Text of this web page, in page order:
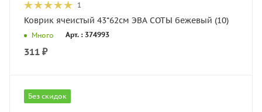
1
Коврик ячеистый 43*62см ЭВА СОТЫ бежевый (10)
Много Арт. : 374993
311 ₽
Без скидок